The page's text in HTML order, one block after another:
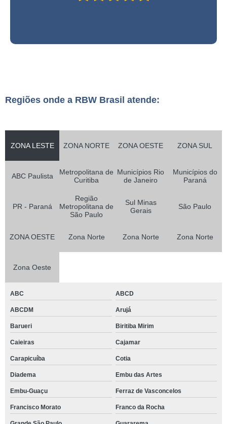
Regiões onde a RBW Brasil atende:
ZONA LESTE ZONA NORTE ZONA OESTE ZONA SUL
ABC Paulista
Metropolitana de
Curitiba
Municípios Rio
de Janeiro
Municípios do
Paraná
PR - Paraná
Região
Metropolitana de
São Paulo
Sul Minas
Gerais
São Paulo
ZONA OESTE Zona Norte Zona Norte Zona Norte
Zona Oeste
ABC ABCD
ABCDM Arujá
Barueri Biritiba Mirim
Caieiras Cajamar
Carapicuíba Cotia
Diadema Embu das Artes
Embu-Guaçu Ferraz de Vasconcelos
Francisco Morato Franco da Rocha